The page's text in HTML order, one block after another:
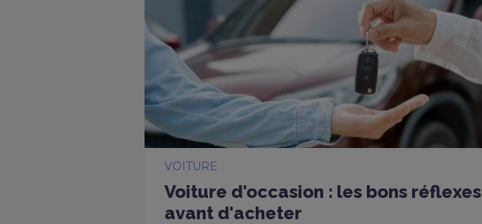
VOITURE
Voiture d'occasion : les bons réflexes
avant d'acheter